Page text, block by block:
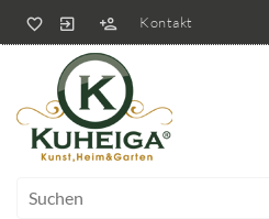
Kontakt